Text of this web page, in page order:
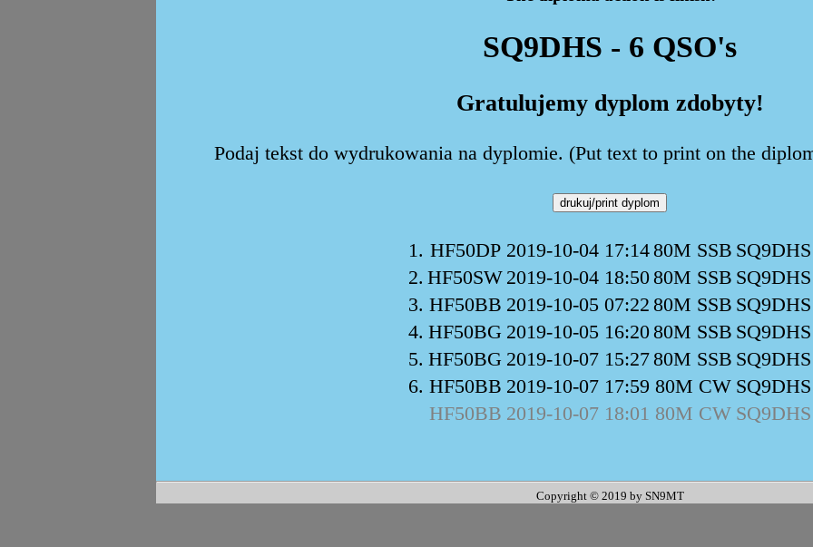
SQ9DHS - 6 QSO's
Gratulujemy dyplom zdobyty!
Podaj tekst do wydrukowania na dyplomie. (Put text to print on the
1. HF50DP 2019-10-04 17:1480M SSB SQ9DHS
2. HF50SW 2019-10-04 18:5080M SSB SQ9DHS
3. HF50BB 2019-10-05 07:22 80M SSB SQ9DHS
4. HF50BG 2019-10-05 16:2080M SSB SQ9DHS
5. HF50BG 2019-10-07 15:2780M SSB SQ9DHS
6. HF50BB 2019-10-07 17:59 80M CW SQ9DHS
HF50BB 2019-10-07 18:01 80M CW SQ9DHS
Copyright © 2019 by SN9MT